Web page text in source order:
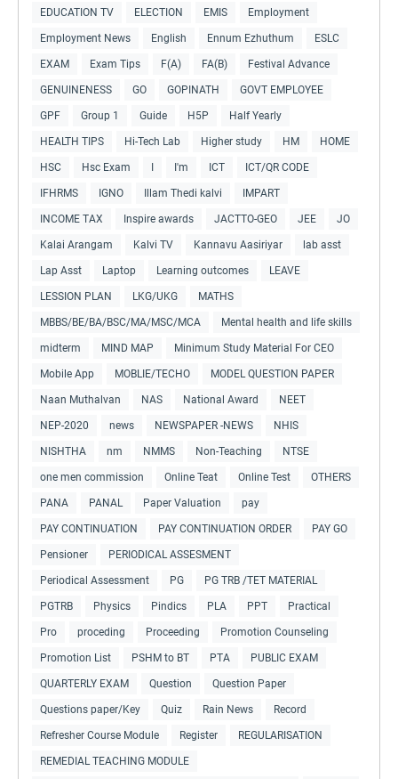
EDUCATION TV ELECTION EMIS Employment
Employment News English Ennum Ezhuthum ESLC
EXAM Exam Tips F(A) FA(B) Festival Advance
GENUINENESS GO GOPINATH GOVT EMPLOYEE
GPF Group 1 Guide H5P Half Yearly
HEALTH TIPS Hi-Tech Lab Higher study HM HOME
HSC Hsc Exam I'm ICT ICT/QR CODE
IFHRMS IGNO Illam Thedi kalvi IMPART
INCOME TAX Inspire awards JACTTO-GEO JEE JO
Kalai Arangam Kalvi TV Kannavu Aasiriyar lab asst
Lap Asst Laptop Learning outcomes LEAVE
LESSION PLAN LKG/UKG MATHS
MBBS/BE/BA/BSC/MA/MSC/MCA Mental health and life skills
midterm MIND MAP Minimum Study Material For CEO
Mobile App MOBLIE/TECHO MODEL QUESTION PAPER
Naan Muthalvan NAS National Award NEET
NEP-2020 news NEWSPAPER -NEWS NHIS
NISHTHA nm NMMS Non-Teaching NTSE
one men commission Online Teat Online Test OTHERS
PANA PANAL Paper Valuation pay
PAY CONTINUATION PAY CONTINUATION ORDER PAY GO
Pensioner PERIODICAL ASSESMENT
Periodical Assessment PG PG TRB /TET MATERIAL
PGTRB Physics Pindics PLA PPT Practical
Pro proceding Proceeding Promotion Counseling
Promotion List PSHM to BT PTA PUBLIC EXAM
QUARTERLY EXAM Question Question Paper
Questions paper/Key Quiz Rain News Record
Refresher Course Module Register REGULARISATION
REMEDIAL TEACHING MODULE